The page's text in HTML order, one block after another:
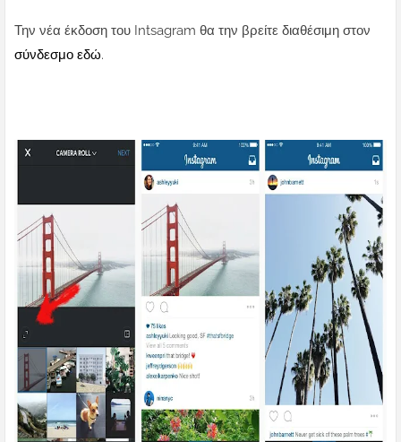
Την νέα έκδοση του Intsagram θα την βρείτε διαθέσιμη στον
σύνδεσμο εδώ.